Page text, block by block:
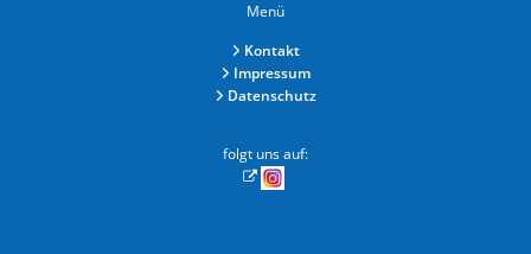
Menü
Kontakt
Impressum
Datenschutz
folgt uns auf: